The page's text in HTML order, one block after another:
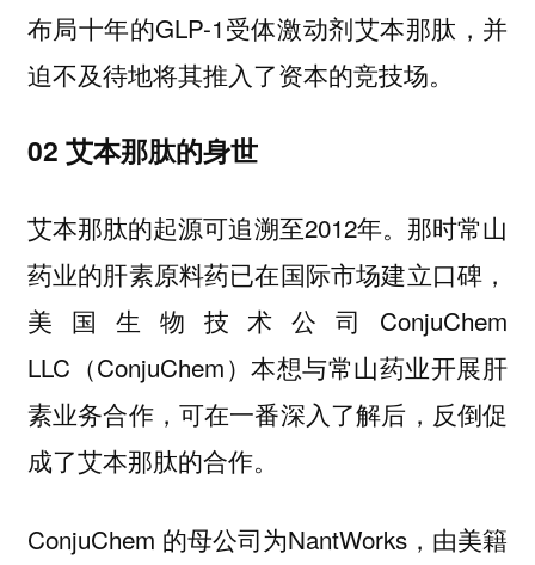
布局十年的GLP-1受体激动剂艾本那肽，并
迫不及待地将其推入了资本的竞技场。
02 艾本那肽的身世
艾本那肽的起源可追溯至2012年。那时常山
药业的肝素原料药已在国际市场建立口碑，
美国生物技术公司ConjuChem
LLC（ConjuChem）本想与常山药业开展肝
素业务合作，可在一番深入了解后，反倒促
成了艾本那肽的合作。
ConjuChem 的母公司为NantWorks，由美籍